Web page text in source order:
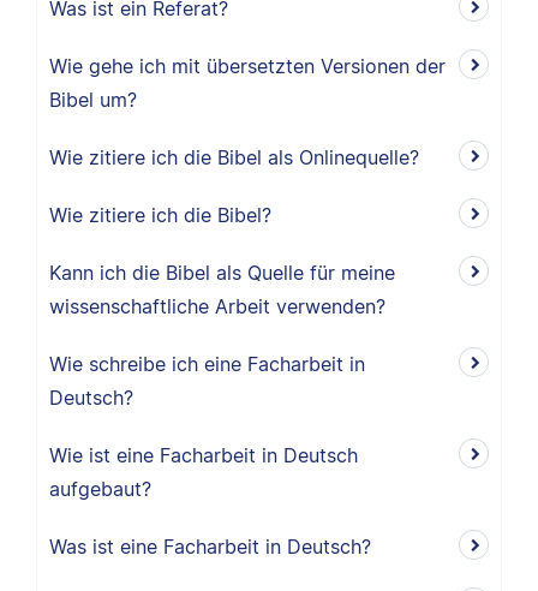
Was ist ein Referat?
Wie gehe ich mit übersetzten Versionen der
Bibel um?
Wie zitiere ich die Bibel als Onlinequelle?
Wie zitiere ich die Bibel?
Kann ich die Bibel als Quelle für meine
wissenschaftliche Arbeit verwenden?
Wie schreibe ich eine Facharbeit in
Deutsch?
Wie ist eine Facharbeit in Deutsch
aufgebaut?
Was ist eine Facharbeit in Deutsch?